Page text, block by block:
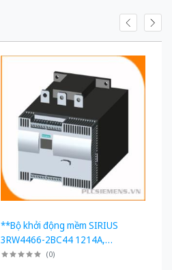
**Bộ khởi động mềm SIRIUS
3RW4466-2BC44 1214A,
710kW**
(0)